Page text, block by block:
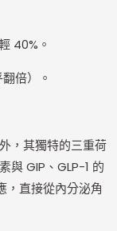
40%。
倍）。
，其獨特的三重荷
與 GIP、GLP-1 的
，直接從內分泌角